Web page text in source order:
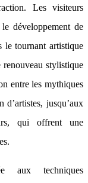
Les visiteurs
développement de
le tournant artistique
renouveau stylistique
entre les mythiques
jusqu’aux
qui offrent une
aux techniques